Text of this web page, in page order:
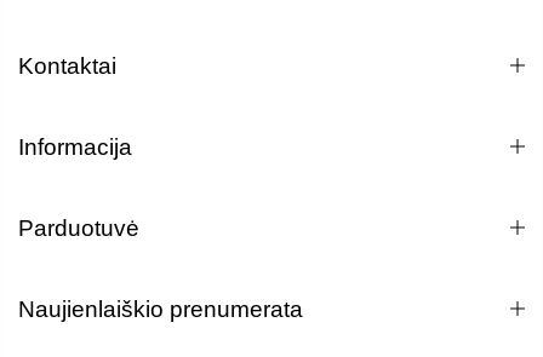
Kontaktai
Informacija
Parduotuvė
Naujienlaiškio prenumerata